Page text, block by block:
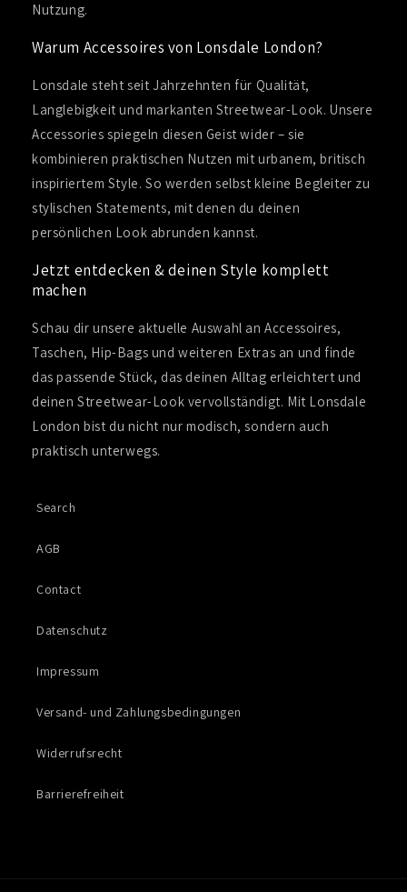
Nutzung.
Warum Accessoires von Lonsdale London?
Lonsdale steht seit Jahrzehnten für Qualität,
Langlebigkeit und markanten Streetwear-Look. Unsere
Accessories spiegeln diesen Geist wider – sie
kombinieren praktischen Nutzen mit urbanem, britisch
inspiriertem Style. So werden selbst kleine Begleiter zu
stylischen Statements, mit denen du deinen
persönlichen Look abrunden kannst.
Jetzt entdecken & deinen Style komplett
machen
Schau dir unsere aktuelle Auswahl an Accessoires,
Taschen, Hip-Bags und weiteren Extras an und finde
das passende Stück, das deinen Alltag erleichtert und
deinen Streetwear-Look vervollständigt. Mit Lonsdale
London bist du nicht nur modisch, sondern auch
praktisch unterwegs.
Search
AGB
Contact
Datenschutz
Impressum
Versand- und Zahlungsbedingungen
Widerrufsrecht
Barrierefreiheit